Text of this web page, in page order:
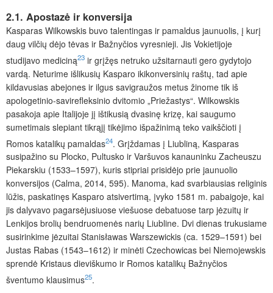
2.1. Apostazė ir konversija
Kasparas Wilkowskis buvo talentingas ir pamaldus jaunuolis, į kurį
daug vilčių dėjo tėvas ir Bažnyčios vyresnieji. Jis Vokietijoje
studijavo mediciną23 ir grįžęs netruko užsitarnauti gero gydytojo
vardą. Neturime išlikusių Kasparo ikikonversinių raštų, tad apie
kildavusias abejones ir ilgus savigraužos metus žinome tik iš
apologetinio-savirefleksinio dvitomio „Priežastys“. Wilkowskis
pasakoja apie Italijoje jį ištikusią dvasinę krizę, kai saugumo
sumetimais slepiant tikrąjį tikėjimo išpažinimą teko vaikščioti į
Romos katalikų pamaldas24. Grįždamas į Liubliną, Kasparas
susipažino su Plocko, Pultusko ir Varšuvos kanauninku Zacheuszu
Piekarskiu (1533–1597), kuris stipriai prisidėjo prie jaunuolio
konversijos (Calma, 2014, 595). Manoma, kad svarbiausias religinis
lūžis, paskatinęs Kasparo atsivertimą, įvyko 1581 m. pabaigoje, kai
jis dalyvavo pagarsėjusiuose viešuose debatuose tarp jėzuitų ir
Lenkijos brolių bendruomenės narių Liubline. Dvi dienas trukusiame
susirinkime jėzuitai Stanisławas Warszewickis (ca. 1529–1591) bei
Justas Rabas (1543–1612) ir minėti Czechowicas bei Niemojewskis
sprendė Kristaus dieviškumo ir Romos katalikų Bažnyčios
šventumo klausimus25.